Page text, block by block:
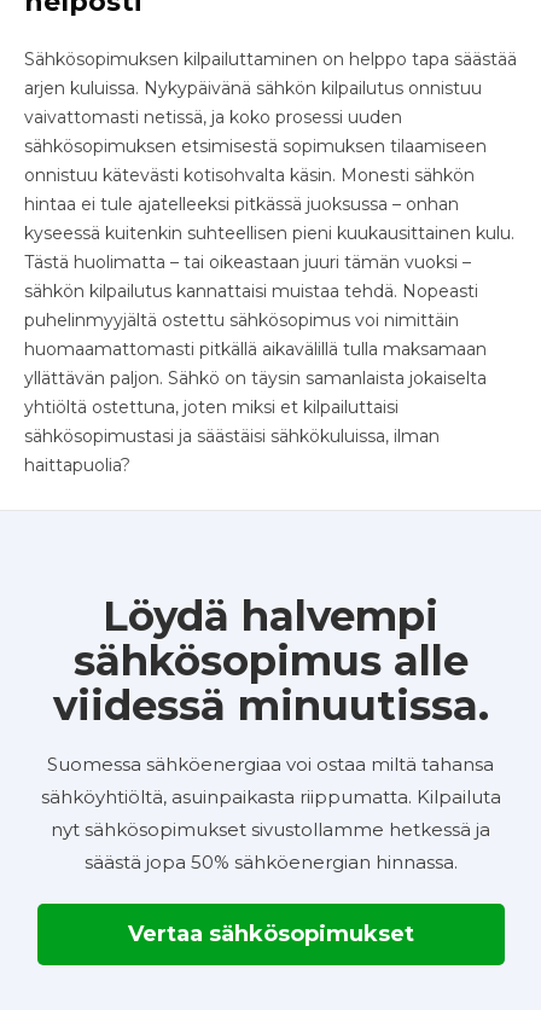
Sähkösopimuksen kilpailuttaminen on helppo tapa säästää
arjen kuluissa. Nykypäivänä sähkön kilpailutus onnistuu
vaivattomasti netissä, ja koko prosessi uuden
sähkösopimuksen etsimisestä sopimuksen tilaamiseen
onnistuu kätevästi kotisohvalta käsin. Monesti sähkön
hintaa ei tule ajatelleeksi pitkässä juoksussa – onhan
kyseessä kuitenkin suhteellisen pieni kuukausittainen kulu.
Tästä huolimatta – tai oikeastaan juuri tämän vuoksi –
sähkön kilpailutus kannattaisi muistaa tehdä. Nopeasti
puhelinmyyjältä ostettu sähkösopimus voi nimittäin
huomaamattomasti pitkällä aikavälillä tulla maksamaan
yllättävän paljon. Sähkö on täysin samanlaista jokaiselta
yhtiöltä ostettuna, joten miksi et kilpailuttaisi
sähkösopimustasi ja säästäisi sähkökuluissa, ilman
haittapuolia?
Löydä halvempi
sähkösopimus alle
viidessä minuutissa.
Suomessa sähköenergiaa voi ostaa miltä tahansa
sähköyhtiöltä, asuinpaikasta riippumatta. Kilpailuta
nyt sähkösopimukset sivustollamme hetkessä ja
säästä jopa 50% sähköenergian hinnassa.
Vertaa sähkösopimukset